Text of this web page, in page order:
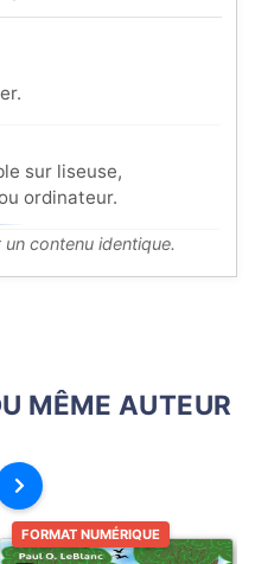
sur liseuse,
ordinateur.
contenu identique.
MÊME AUTEUR
FORMAT NUMÉRIQUE